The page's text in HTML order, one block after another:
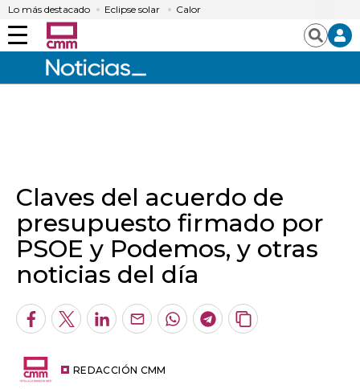
Lo más destacado Eclipse solar Calor
Menú Buscar
Claves del acuerdo de
presupuesto firmado por
PSOE y Podemos, y otras
noticias del día
Facebook
TwitterLinkedInEnviarWhatsapp
Telegram
Copiar
REDACCIÓN CMM